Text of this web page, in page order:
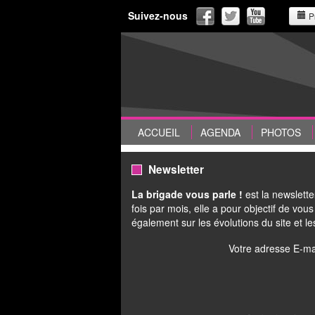
Suivez-nous
ACCUEIL AGENDA PHOTOS
Newsletter
La brigade vous parle ! est la
fois par mois, elle a pour objectif de
également sur les évolutions du site et
Votre adresse E-